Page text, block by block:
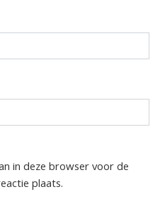
in deze browser voor de
plaats.